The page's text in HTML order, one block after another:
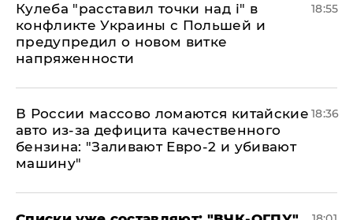
Кулеба "расставил точки над і" в
конфликте Украины с Польшей и
предупредил о новом витке
напряженности
18:55
В России массово ломаются китайские
авто из-за дефицита качественного
бензина: "Заливают Евро-2 и убивают
машину"
18:36